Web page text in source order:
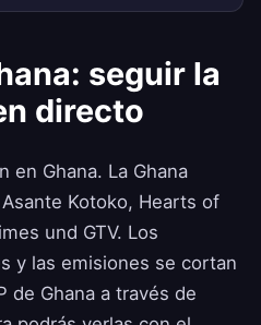
seguir la
directo
en Ghana. La Ghana
Kotoko, Hearts of
und GTV. Los
y las emisiones se cortan
de Ghana a través de